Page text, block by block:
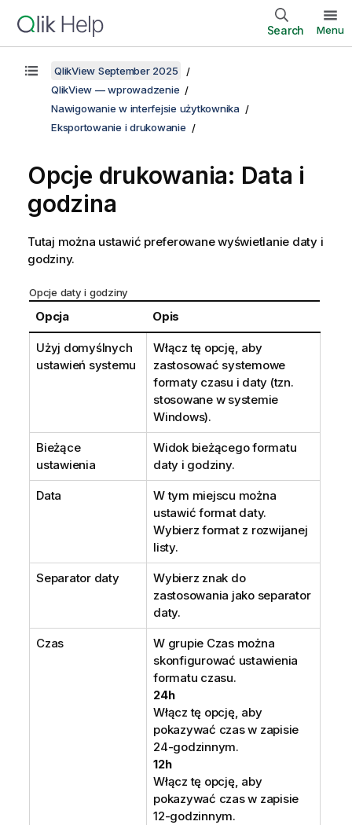
Search Menu
QlikView September 2025
QlikView — wprowadzenie
Nawigowanie w interfejsie użytkownika
Eksportowanie i drukowanie
Opcje drukowania: Data i
godzina
Tutaj można ustawić preferowane wyświetlanie daty i
godziny.
Opcje daty i godziny
Opcja Opis
Użyj domyślnych
ustawień systemu
Włącz tę opcję, aby
zastosować systemowe
formaty czasu i daty (tzn.
stosowane w systemie
Windows).
Bieżące
ustawienia
Widok bieżącego formatu
daty i godziny.
Data
W tym miejscu można
ustawić format daty.
Wybierz format z rozwijanej
listy.
Separator daty
Wybierz znak do
zastosowania jako separator
daty.
Czas
W grupie Czas można
skonfigurować ustawienia
formatu czasu.
24h
Włącz tę opcję, aby
pokazywać czas w zapisie
24-godzinnym.
12h
Włącz tę opcję, aby
pokazywać czas w zapisie
12-godzinnym.